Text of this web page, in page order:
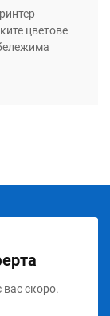
цветове
скоро.